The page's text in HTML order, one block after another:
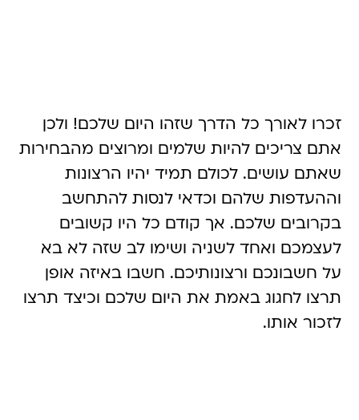
זכרו לאורך כל הדרך שזהו היום שלכם! ולכן
אתם צריכים להיות שלמים ומרוצים מהבחירות
שאתם עושים. לכולם תמיד יהיו הרצונות
וההעדפות שלהם וכדאי לנסות להתחשב
בקרובים שלכם. אך קודם כל היו קשובים
לעצמכם ואחד לשניה ושימו לב שזה לא בא
על חשבונכם ורצונותיכם. חשבו באיזה אופן
תרצו לחגוג באמת את היום שלכם וכיצד תרצו
לזכור אותו.